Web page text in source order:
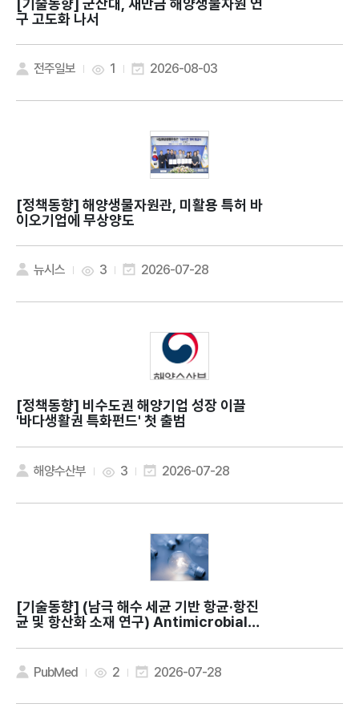
[기술동향]
구 고도화 나서
전주일보 1 2026-08-03
[정책동향]
이오기업에 무상양도
뉴시스 3 2026-07-28
[정책동향]
'바다생활권 특화펀드' 첫 출범
해양수산부 3 2026-07-28
[기술동향]
균 및 항산화 소재 연구) Antimicrobial a
obacterium phyllosphaerae KS504
39 isolated from Antarctic seawat
er
PubMed 2 2026-07-28